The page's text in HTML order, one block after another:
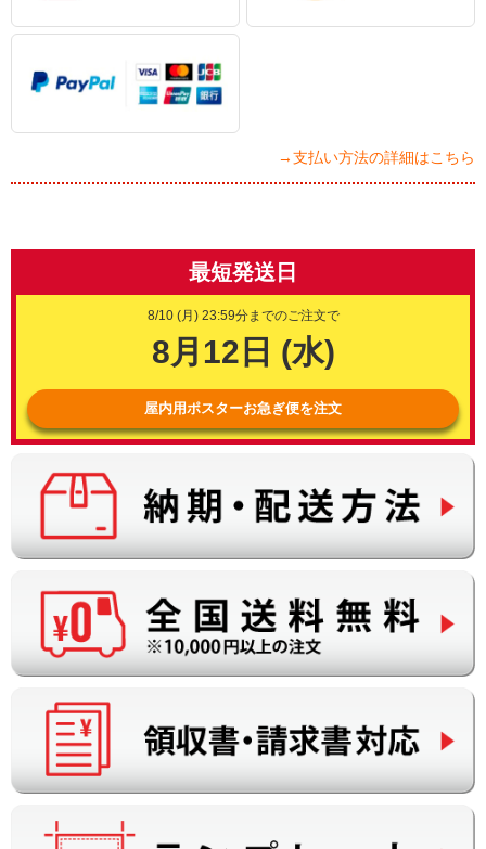
→支払い方法の詳細はこちら